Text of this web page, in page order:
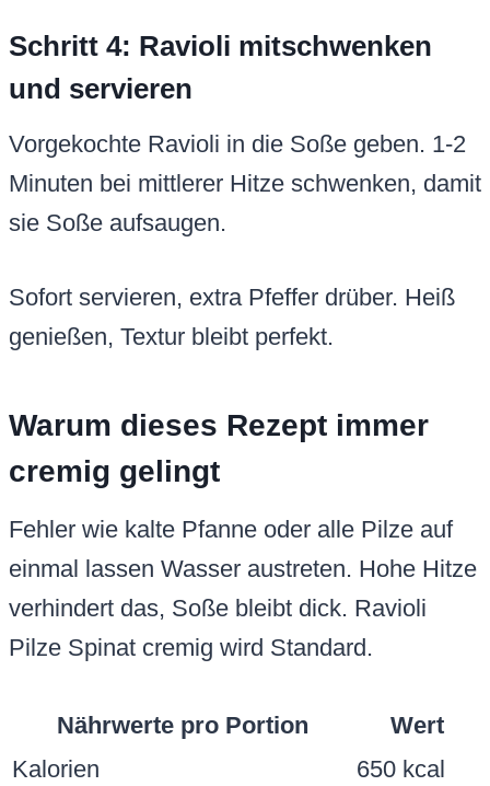
Schritt 4: Ravioli mitschwenken
und servieren
Vorgekochte Ravioli in die Soße geben. 1-2
Minuten bei mittlerer Hitze schwenken, damit
sie Soße aufsaugen.
Sofort servieren, extra Pfeffer drüber. Heiß
genießen, Textur bleibt perfekt.
Warum dieses Rezept immer
cremig gelingt
Fehler wie kalte Pfanne oder alle Pilze auf
einmal lassen Wasser austreten. Hohe Hitze
verhindert das, Soße bleibt dick. Ravioli
Pilze Spinat cremig wird Standard.
Nährwerte pro Portion
Wert
Kalorien
650 kcal